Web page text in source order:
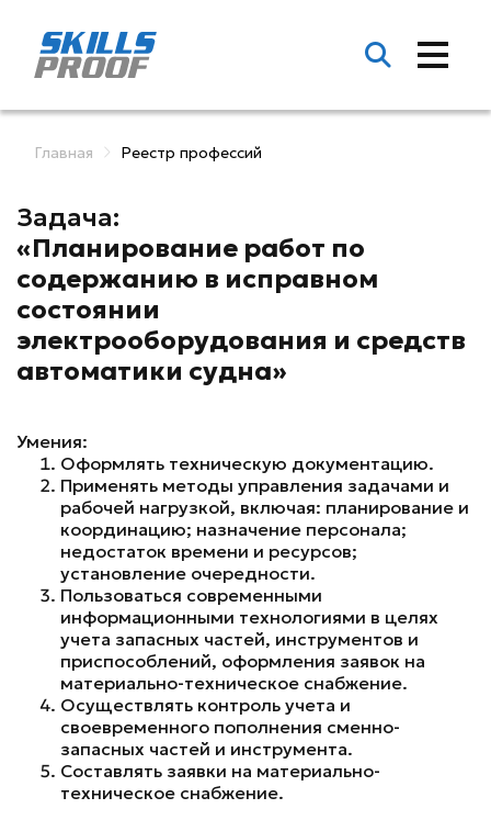
Главная Реестр профессий
Задача:
«Планирование работ по
содержанию в исправном
состоянии
электрооборудования и средств
автоматики судна»
Умения:
Оформлять техническую документацию.
Применять методы управления задачами и
рабочей нагрузкой, включая: планирование и
координацию; назначение персонала;
недостаток времени и ресурсов;
установление очередности.
Пользоваться современными
информационными технологиями в целях
учета запасных частей, инструментов и
приспособлений, оформления заявок на
материально-техническое снабжение.
Осуществлять контроль учета и
своевременного пополнения сменно-
запасных частей и инструмента.
Составлять заявки на материально-
техническое снабжение.